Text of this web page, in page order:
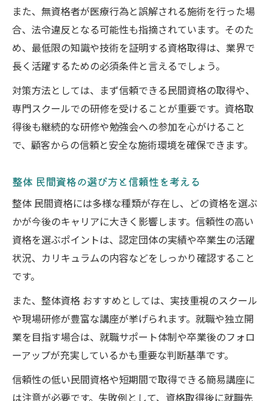
また、無資格者が医療行為と誤解される施術を行った場
合、法令違反となる可能性も指摘されています。そのた
め、最低限の知識や技術を証明する資格取得は、業界で
長く活躍するための必須条件と言えるでしょう。
対策方法としては、まず信頼できる民間資格の取得や、
専門スクールでの研修を受けることが重要です。資格取
得後も継続的な研修や勉強会への参加を心がけること
で、顧客からの信頼と安全な施術環境を確保できます。
整体 民間資格の選び方と信頼性を考える
整体 民間資格には多様な種類が存在し、どの資格を選ぶ
かが今後のキャリアに大きく影響します。信頼性の高い
資格を選ぶポイントは、認定団体の実績や卒業生の活躍
状況、カリキュラムの内容などをしっかり確認すること
です。
また、整体資格 おすすめとしては、実技重視のスクール
や現場研修が豊富な講座が挙げられます。就職や独立開
業を目指す場合は、就職サポート体制や卒業後のフォロ
ーアップが充実しているかも重要な判断基準です。
信頼性の低い民間資格や短期間で取得できる簡易講座に